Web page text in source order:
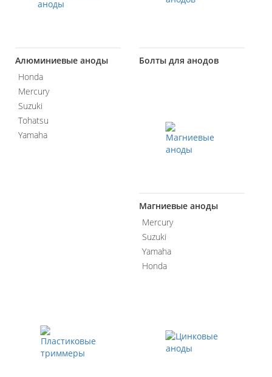
Алюминиевые аноды
Honda
Mercury
Suzuki
Tohatsu
Yamaha
Болты для анодов
Магниевые аноды
Mercury
Suzuki
Yamaha
Honda